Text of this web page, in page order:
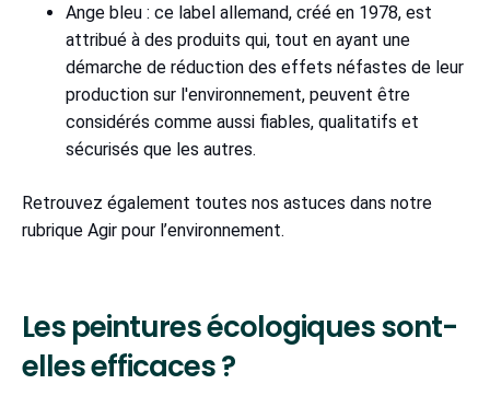
Ange bleu : ce label allemand, créé en 1978, est
attribué à des produits qui, tout en ayant une
démarche de réduction des effets néfastes de leur
production sur l'environnement, peuvent être
considérés comme aussi fiables, qualitatifs et
sécurisés que les autres.
Retrouvez également toutes nos astuces dans notre
rubrique Agir pour l’environnement.
Les peintures écologiques sont-
elles efficaces ?